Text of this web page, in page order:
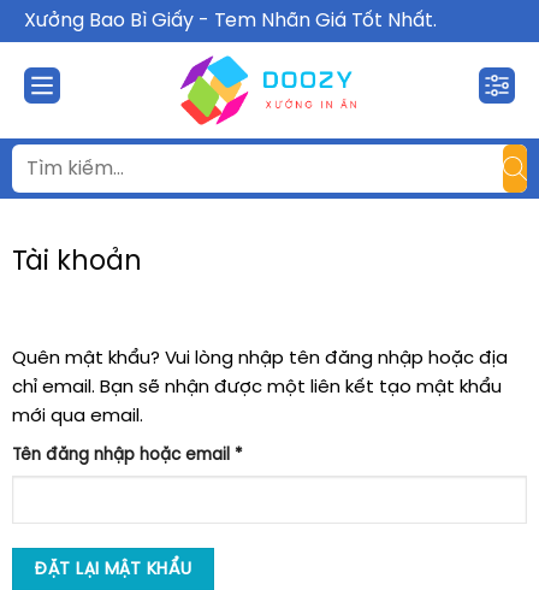
Chuyển
đến
nội
dung
Xưởng Bao Bì Giấy - Tem Nhãn Giá Tốt Nhất.
Tài khoản
Quên mật khẩu? Vui lòng nhập tên đăng nhập hoặc địa
chỉ email. Bạn sẽ nhận được một liên kết tạo mật khẩu
mới qua email.
Tên đăng nhập hoặc email *Bắt
buộc
ĐẶT LẠI MẬT KHẨU